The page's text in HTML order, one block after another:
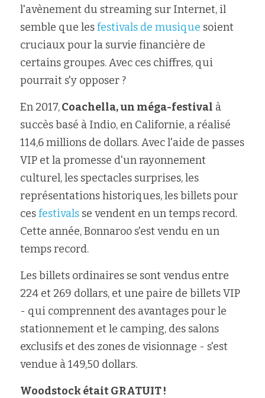
l'avènement du streaming sur Internet, il
semble que les festivals de musique soient
cruciaux pour la survie financière de
certains groupes. Avec ces chiffres, qui
pourrait s'y opposer ?
En 2017, Coachella, un méga-festival à
succès basé à Indio, en Californie, a réalisé
114,6 millions de dollars. Avec l'aide de passes
VIP et la promesse d'un rayonnement
culturel, les spectacles surprises, les
représentations historiques, les billets pour
ces festivals se vendent en un temps record.
Cette année, Bonnaroo s'est vendu en un
temps record.
Les billets ordinaires se sont vendus entre
224 et 269 dollars, et une paire de billets VIP
- qui comprennent des avantages pour le
stationnement et le camping, des salons
exclusifs et des zones de visionnage - s'est
vendue à 149,50 dollars.
Woodstock était GRATUIT !